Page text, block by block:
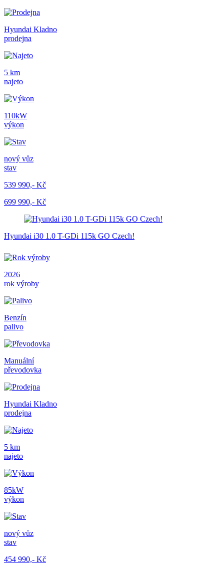
Hyundai Kladno
prodejna
5 km
najeto
110kW
výkon
nový vůz
stav
539 990,- Kč
699 990,- Kč
Hyundai i30 1.0 T-GDi 115k GO Czech!
2026
rok výroby
Benzín
palivo
Manuální
převodovka
Hyundai Kladno
prodejna
5 km
najeto
85kW
výkon
nový vůz
stav
454 990,- Kč